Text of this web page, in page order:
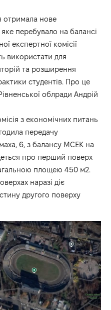
отримала нове
перебувало на балансі
експертної комісії
використати для
та розширення
студентів. Про це
облради Андрій
з економічних питань
передачу
6, з балансу МСЕК на
про перший поверх
площею 450 м2.
наразі діє
другого поверху